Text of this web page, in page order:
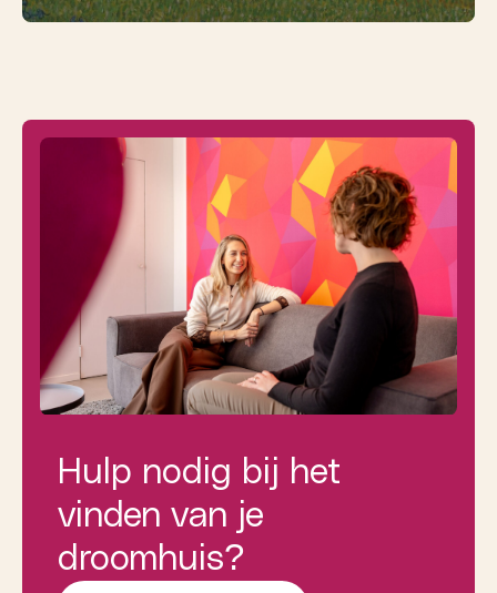
Hulp nodig bij het
vinden van je
droomhuis?